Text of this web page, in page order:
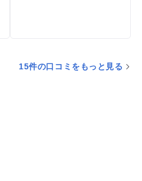
15件の口コミをもっと見る